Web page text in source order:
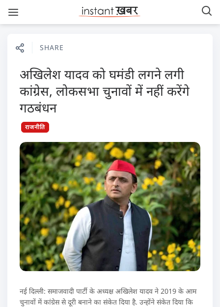
SHARE
अखिलेश यादव को घमंडी लगने लगी
कांग्रेस, लोकसभा चुनावों में नहीं करेंगे
गठबंधन
राजनीति
नई दिल्ली: समाजवादी पार्टी के अध्यक्ष अखिलेश यादव ने 2019 के आम
चुनावों में कांग्रेस से दूरी बनाने का संकेत दिया है. उन्‍होंने संकेत दिया कि